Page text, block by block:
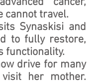
cannot travel.
Synaskisi and
to fully restore,
functionality.
drive for many
her mother.